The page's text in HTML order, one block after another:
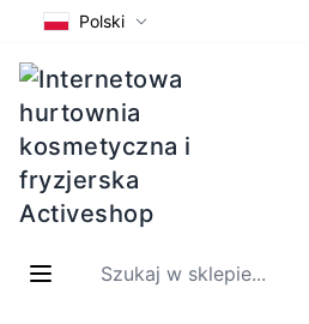
Polski
Szukaj w sklepie...